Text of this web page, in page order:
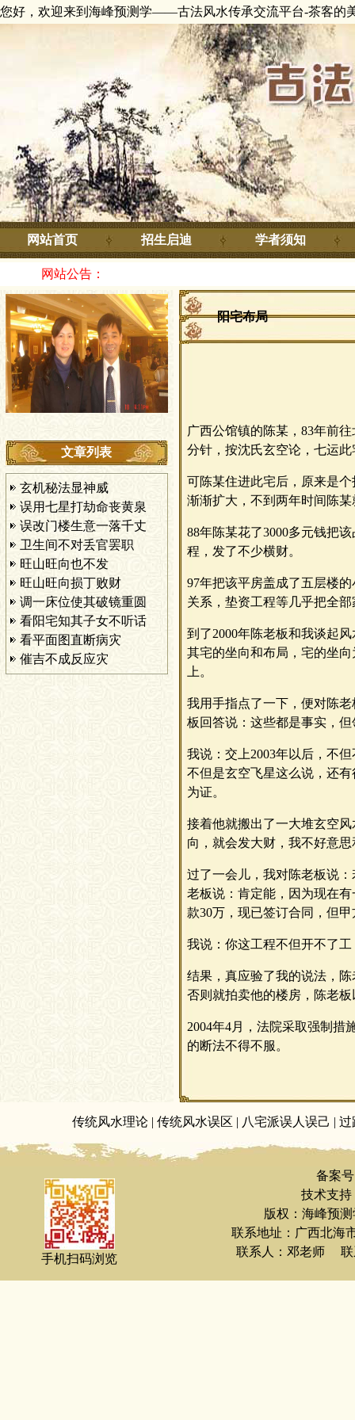
您好，欢迎来到海峰预测学——古法风水传承交流平台-茶客的
网站首页 招生启迪 学者须知
网站公告：
文章列表
玄机秘法显神威
误用七星打劫命丧黄泉
误改门楼生意一落千丈
卫生间不对丢官罢职
旺山旺向也不发
旺山旺向损丁败财
调一床位使其破镜重圆
看阳宅知其子女不听话
看平面图直断病灾
催吉不成反应灾
阳宅布局
广西公馆镇的陈某，83年前
分针，按沈氏玄空论，七运
可陈某住进此宅后，原来是
渐渐扩大，不到两年时间陈
88年陈某花了3000多元钱把
程，发了不少横财。
97年把该平房盖成了五层楼
关系，垫资工程等几乎把全
到了2000年陈老板和我谈起
其宅的坐向和布局，宅的坐
上。
我用手指点了一下，便对陈
板回答说：这些都是事实，
我说：交上2003年以后，不
不但是玄空飞星这么说，还
为证。
接着他就搬出了一大堆玄空
向，就会发大财，我不好意
过了一会儿，我对陈老板说
老板说：肯定能，因为现在
款30万，现已签订合同，但
我说：你这工程不但开不了
结果，真应验了我的说法，
否则就拍卖他的楼房，陈老
2004年4月，法院采取强制措
的断法不得不服。
传统风水理论 | 传统风水误区 | 八宅派误人误己 | 过
手机扫码浏览
备案
技术支持
版权：海峰预
联系地址：广西北
联系人：邓老师 联